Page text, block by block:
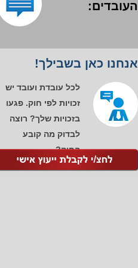
העובדים:
אנחנו כאן בשבילך!
לכל עובדת ועובד יש
זכויות לפי חוק. פגעו
בזכויות שלך? רוצה
לבדוק מה קובע
החוק?